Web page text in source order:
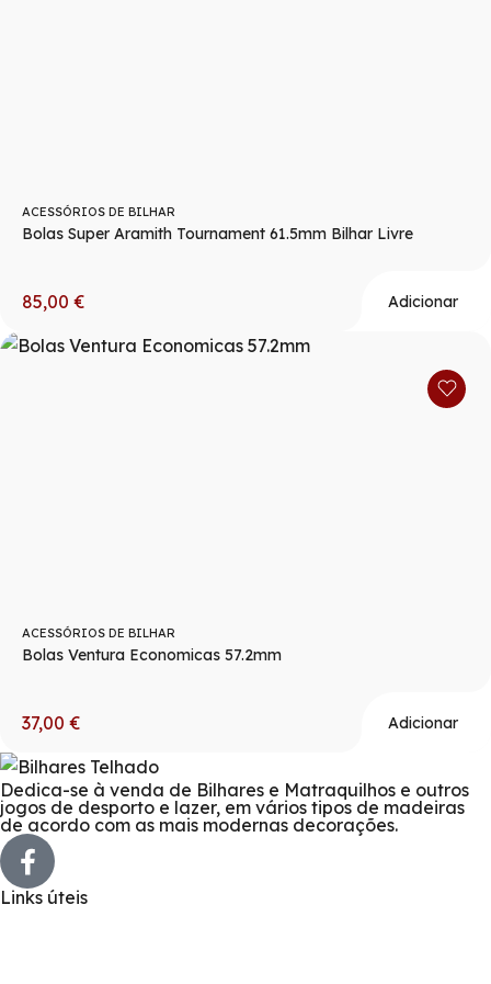
ACESSÓRIOS DE BILHAR
Bolas Super Aramith Tournament 61.5mm Bilhar Livre
85,00 € Adicionar
ACESSÓRIOS DE BILHAR
Bolas Ventura Economicas 57.2mm
37,00 € Adicionar
Dedica-se à venda de Bilhares e Matraquilhos e outros
jogos de desporto e lazer, em vários tipos de madeiras
de acordo com as mais modernas decorações.
Links úteis